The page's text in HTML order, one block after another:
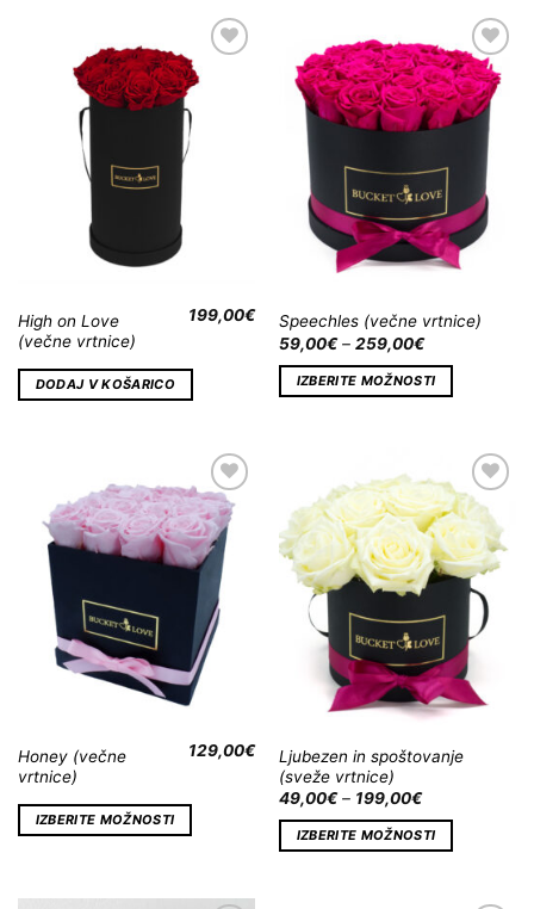
Dodaj
High on Love
(večne vrtnice)
199,00€
DODAJ V KOŠARICO
Dodaj
na
Wishlist
Speechles (večne vrtnice)
59,00€– 259,00€
IZBERITE MOŽNOSTI
Dodaj
na
Wishlist
Honey (večne
vrtnice)
129,00€
IZBERITE MOŽNOSTI
Dodaj
na
Wishlist
Ljubezen in spoštovanje
(sveže vrtnice)
49,00€– 199,00€
IZBERITE MOŽNOSTI